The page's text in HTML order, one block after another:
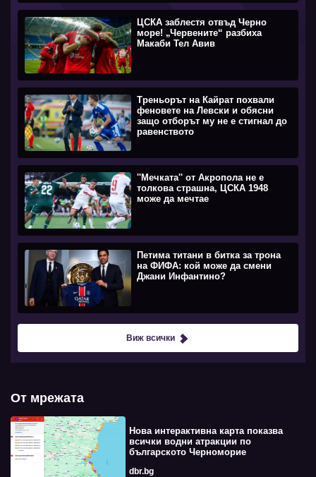
ЦСКА заблестя отвъд Черно
море! „Червените“ разбиха
Макаби Тел Авив
Треньорът на Кайрат похвали
феновете на Левски и обясни
защо отборът му не е стигнал до
равенството
''Мечката'' от Акропола не е
толкова страшна, ЦСКА 1948
може да мечтае
Петима титани в битка за трона
на ФИФА: кой може да смени
Джани Инфантино?
Виж всички
От мрежата
Нова интерактивна карта показва
всички водни атракции по
българското Черноморие
dbr.bg